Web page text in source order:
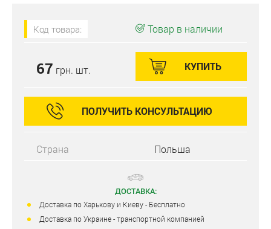
Код товара: Товар в наличии
67 грн. шт. КУПИТЬ
ПОЛУЧИТЬ КОНСУЛЬТАЦИЮ
Страна Польша
ДОСТАВКА:
Доставка по Харькову и Киеву - Бесплатно
Доставка по Украине - транспортной компанией